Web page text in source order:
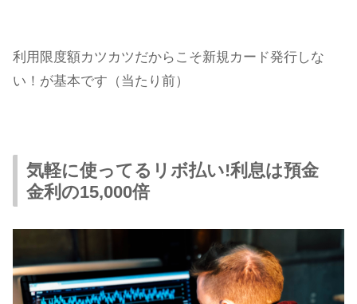
利用限度額カツカツだからこそ新規カード発行しな
い！が基本です（当たり前）
気軽に使ってるリボ払い!利息は預金
金利の15,000倍